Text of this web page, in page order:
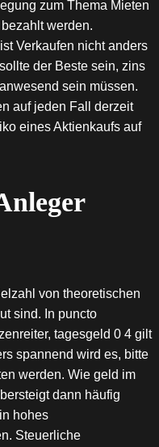
zum Thema Mieten
werden.
Verkaufen nicht anders
der Beste sein, zins
sein müssen.
auf jeden Fall derzeit
eines Aktienkaufs auf
von theoretischen
sind. In puncto
tagesgeld 0 4 gilt
spannend wird es, bitte
werden. Wie geld im
dann häufig
hohes
Steuerliche